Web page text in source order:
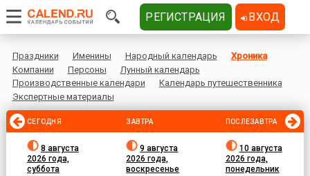
Праздники Именины Народный календарь
Хроника
Компании
Персоны
Лунный календарь
Производственные календари
Календарь путешественника
Экспертные материалы
СЕГОДНЯ
8 августа
2026 года,
суббота
ЗАВТРА
9 августа
2026 года,
воскресенье
ПОСЛЕЗАВТРА
10 августа
2026 года,
понедельник
РЕГИСТРАЦИЯ ВХОД